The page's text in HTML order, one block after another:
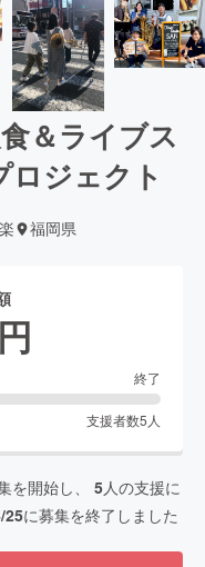
＆ライブス
ロジェクト
福岡県
円
終了
支援者数5 人
を開始し、 5人の支援に
25に募集を終了しました